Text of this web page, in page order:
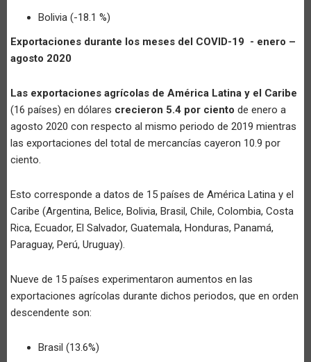
Bolivia (-18.1 %)
Exportaciones durante los meses del COVID-19 - enero –
agosto 2020
Las exportaciones agrícolas de América Latina y el Caribe
(16 países) en dólares crecieron 5.4 por ciento de enero a
agosto 2020 con respecto al mismo periodo de 2019 mientras
las exportaciones del total de mercancías cayeron 10.9 por
ciento.
Esto corresponde a datos de 15 países de América Latina y el
Caribe (Argentina, Belice, Bolivia, Brasil, Chile, Colombia, Costa
Rica, Ecuador, El Salvador, Guatemala, Honduras, Panamá,
Paraguay, Perú, Uruguay).
Nueve de 15 países experimentaron aumentos en las
exportaciones agrícolas durante dichos periodos, que en orden
descendente son:
Brasil (13.6%)